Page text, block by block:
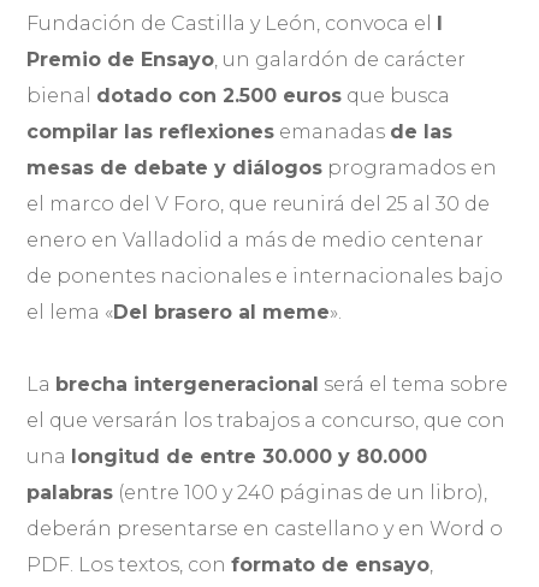
Fundación de Castilla y León, convoca el I
Premio de Ensayo , un galardón de carácter
bienal dotado con 2.500 euros que busca
compilar las reflexiones emanadas de las
mesas de debate y diálogos programados en
el marco del V Foro, que reunirá del 25 al 30 de
enero en Valladolid a más de medio centenar
de ponentes nacionales e internacionales bajo
el lema «Del brasero al meme».
La brecha intergeneracional será el tema sobre
el que versarán los trabajos a concurso, que con
una longitud de entre 30.000 y 80.000
palabras (entre 100 y 240 páginas de un libro),
deberán presentarse en castellano y en Word o
PDF. Los textos, conformato de ensayo